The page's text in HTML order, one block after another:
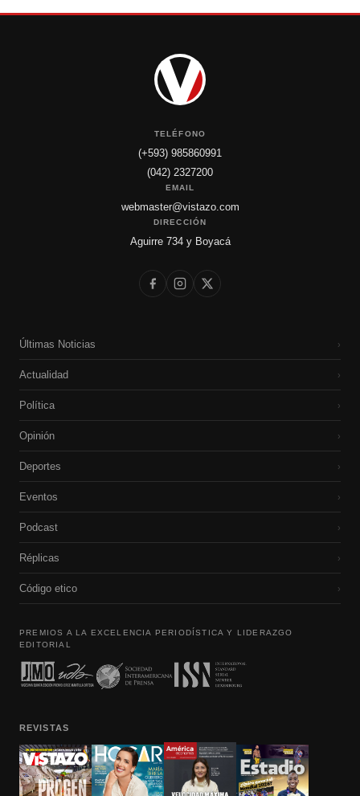
TELÉFONO
(+593) 985860991
(042) 2327200
EMAIL
webmaster@vistazo.com
DIRECCIÓN
Aguirre 734 y Boyacá
Últimas Noticias ›
Actualidad ›
Política ›
Opinión ›
Deportes ›
Eventos ›
Podcast ›
Réplicas ›
Código etico ›
PREMIOS A LA EXCELENCIA PERIODÍSTICA Y LIDERAZGO
EDITORIAL
REVISTAS